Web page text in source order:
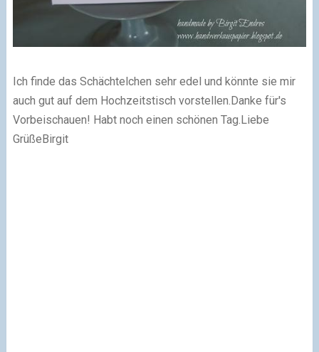
Ich finde das Schächtelchen sehr edel und könnte sie mir
auch gut auf dem Hochzeitstisch vorstellen.Danke für's
Vorbeischauen! Habt noch einen schönen Tag.Liebe
GrüßeBirgit